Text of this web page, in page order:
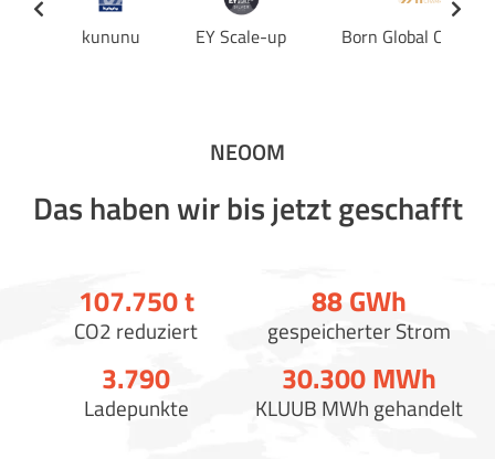
kununu EY Scale-up Born Global
NEOOM
Das haben wir bis jetzt geschafft
107.750t
CO2 reduziert
88GWh
gespeicherter Strom
3.790
Ladepunkte
30.300MWh
KLUUB MWh gehandelt